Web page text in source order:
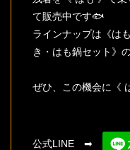
て販売中です🐟
ラインナップは《は
き・はも鍋セット》
ぜひ、この機会に《
公式LINE ➡